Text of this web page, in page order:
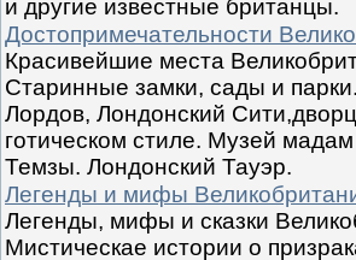
и другие известные британцы.
Достопримечательности
Красивейшие места
Старинные замки, сады и
Лордов, Лондонский
готическом стиле. Музей
Темзы. Лондонский Тауэр.
Легенды и мифы
Легенды, мифы и сказки
Мистическае истории о